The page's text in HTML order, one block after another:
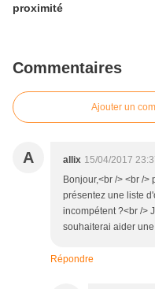
proximité
Commentaires
Ajouter un
A allix 15/04/2017
Bonjour,<br /> <br />
présentez une liste
incompétent ?<br />
souhaiterai aider
Répondre